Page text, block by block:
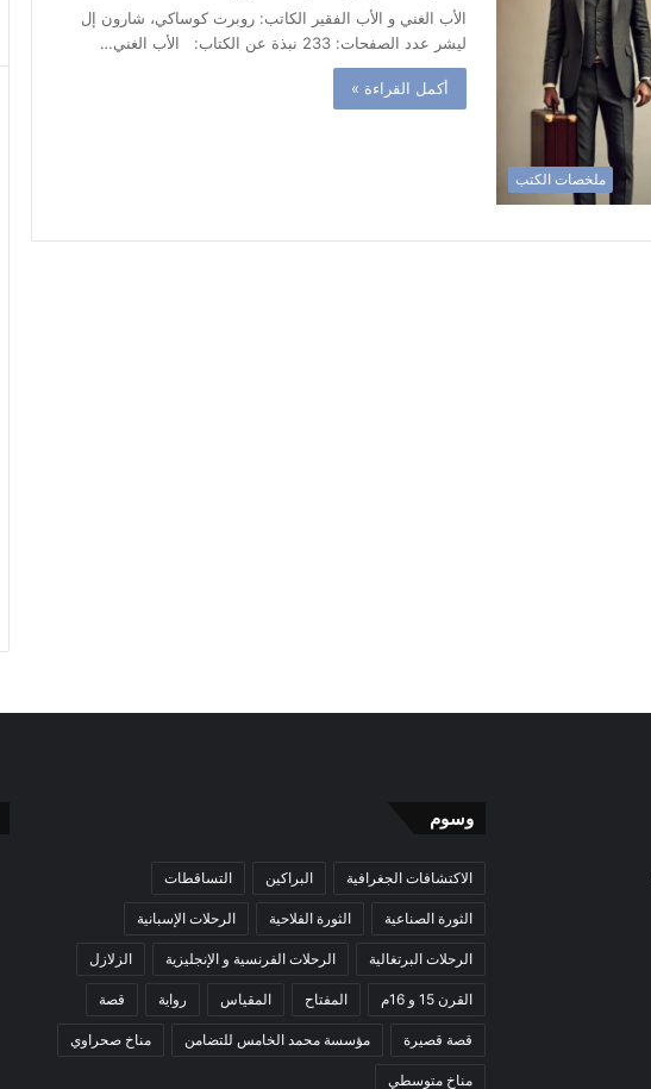
ملخصات الكتب
الأب الغني و الأب الفقير الكاتب: روبرت كوساكي، شارون إل
ليشر عدد الصفحات: 233 نبذة عن الكتاب: الأب الغني…
أكمل القراءة »
وسوم
الاكتشافات الجغرافية البراكين التساقطات
الثورة الصناعية الثورة الفلاحية الرحلات الإسبانية
الرحلات البرتغالية الرحلات الفرنسية و الإنجليزية الزلازل
القرن 15 و 16م المفتاح المقياس رواية قصة
قصة قصيرة مؤسسة محمد الخامس للتضامن مناخ صحراوي
مناخ متوسطي